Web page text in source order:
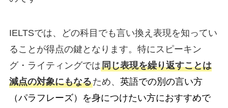
IELTSでは、どの科目でも言い換え表現を知ってい
ることが得点の鍵となります。特にスピーキン
グ・ライティングでは同じ表現を繰り返すことは
減点の対象にもなるため、 英語での別の言い方
（パラフレーズ）を身につけたい方におすすめで